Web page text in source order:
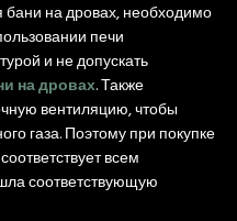
бани на дровах, необходимо
печи
и не допускать
на дровах. Также
вентиляцию, чтобы
газа. Поэтому при покупке
всем
соответствующую